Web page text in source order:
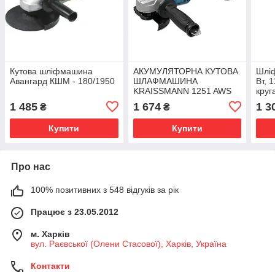
Кутова шліфмашина
Авангард КШМ - 180/1950
1 485 ₴
Купити
АКУМУЛЯТОРНА КУТОВА
ШЛАФМАШИНА
KRAISSMANN 1251 AWS
20UL (БЕЗ АКУМУЛЯТОРА
ТА ЗАРЯДНОГО
ПРИСТРЮ)
1 674₴
Купити
Вт,
1
Про нас
100% позитивних з 548 відгуків за рік
Працює з 23.05.2012
м. Харків
вул. Раєвської (Олени Стасової), Харків, Україна
Контакти